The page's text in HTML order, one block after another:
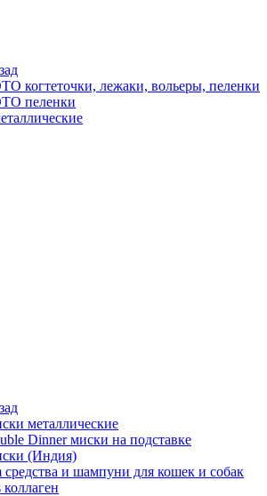
когтеточки, лежаки, вольеры, пеленки
пеленки
металлические
Dinner миски на подставке
(Индия)
средства и шампуни для кошек и собак